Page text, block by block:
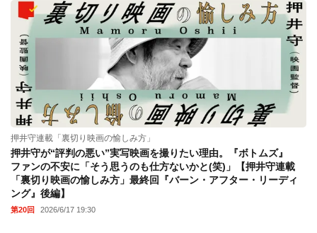
押井守連載「裏切り映画の愉しみ方」
押井守が“評判の悪い”実写映画を撮りたい理由。『ボトムズ』
ファンの不安に「そう思うのも仕方ないかと(笑)」【押井守連載
「裏切り映画の愉しみ方」最終回『バーン・アフター・リーディ
ング』後編】
第20回 2026/6/17 19:30